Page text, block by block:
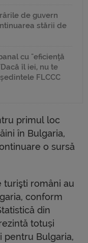
de guvern
stării de
cu "eficiență
îl iei, nu te
FLCCC
primul loc
în Bulgaria,
o sursă
turişti români au
conform
din
totuși
pentru Bulgaria,